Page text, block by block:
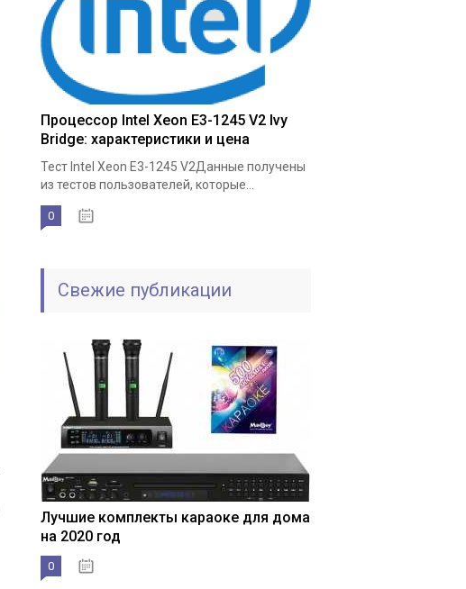
Процессор Intel Xeon E3-1245 V2 Ivy
Bridge: характеристики и цена
Тест Intel Xeon E3-1245 V2Данные получены
из тестов пользователей, которые...
0
Свежие публикации
Лучшие комплекты караоке для дома
на 2020 год
0